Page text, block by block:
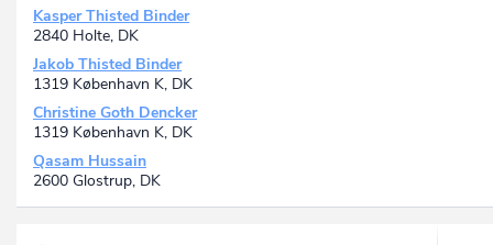
Kasper Thisted Binder
2840 Holte, DK
Jakob Thisted Binder
1319 København K, DK
Christine Goth Dencker
1319 København K, DK
Qasam Hussain
2600 Glostrup, DK